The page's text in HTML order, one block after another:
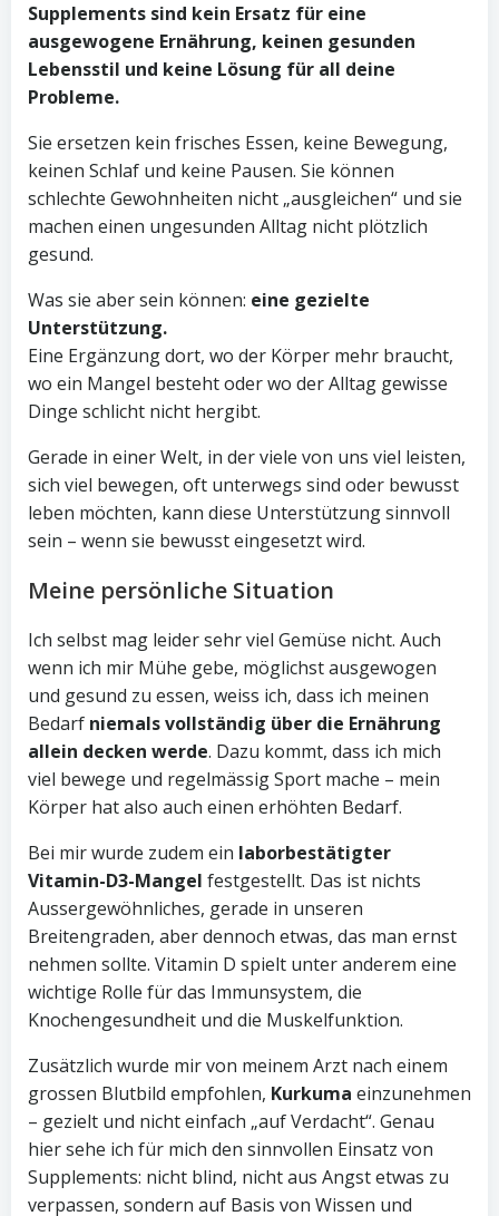
Supplements sind kein Ersatz für eine
ausgewogene Ernährung, keinen gesunden
Lebensstil und keine Lösung für all deine
Probleme.
Sie ersetzen kein frisches Essen, keine Bewegung,
keinen Schlaf und keine Pausen. Sie können
schlechte Gewohnheiten nicht „ausgleichen“ und sie
machen einen ungesunden Alltag nicht plötzlich
gesund.
Was sie aber sein können: eine gezielte
Unterstützung.
Eine Ergänzung dort, wo der Körper mehr braucht,
wo ein Mangel besteht oder wo der Alltag gewisse
Dinge schlicht nicht hergibt.
Gerade in einer Welt, in der viele von uns viel leisten,
sich viel bewegen, oft unterwegs sind oder bewusst
leben möchten, kann diese Unterstützung sinnvoll
sein – wenn sie bewusst eingesetzt wird.
Meine persönliche Situation
Ich selbst mag leider sehr viel Gemüse nicht. Auch
wenn ich mir Mühe gebe, möglichst ausgewogen
und gesund zu essen, weiss ich, dass ich meinen
Bedarf niemals vollständig über die Ernährung
allein decken werde. Dazu kommt, dass ich mich
viel bewege und regelmässig Sport mache – mein
Körper hat also auch einen erhöhten Bedarf.
Bei mir wurde zudem ein laborbestätigter
Vitamin-D3-Mangel festgestellt. Das ist nichts
Aussergewöhnliches, gerade in unseren
Breitengraden, aber dennoch etwas, das man ernst
nehmen sollte. Vitamin D spielt unter anderem eine
wichtige Rolle für das Immunsystem, die
Knochengesundheit und die Muskelfunktion.
Zusätzlich wurde mir von meinem Arzt nach einem
grossen Blutbild empfohlen, Kurkuma einzunehmen
– gezielt und nicht einfach „auf Verdacht“. Genau
hier sehe ich für mich den sinnvollen Einsatz von
Supplements: nicht blind, nicht aus Angst etwas zu
verpassen, sondern auf Basis von Wissen und